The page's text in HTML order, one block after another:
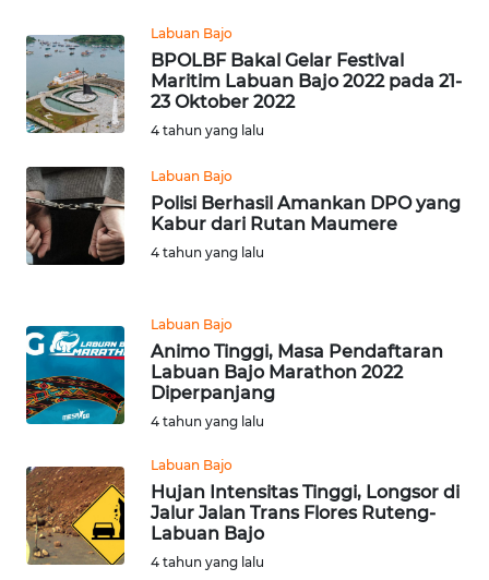
Labuan Bajo
BPOLBF Bakal Gelar Festival
Maritim Labuan Bajo 2022 pada 21-
23 Oktober 2022
4 tahun yang lalu
Labuan Bajo
Polisi Berhasil Amankan DPO yang
Kabur dari Rutan Maumere
4 tahun yang lalu
Labuan Bajo
Animo Tinggi, Masa Pendaftaran
Labuan Bajo Marathon 2022
Diperpanjang
4 tahun yang lalu
Labuan Bajo
Hujan Intensitas Tinggi, Longsor di
Jalur Jalan Trans Flores Ruteng-
Labuan Bajo
4 tahun yang lalu
WN
MADURA
SURABAYA
NATUNA
BINTAN
WN
MANDALIKA
WN
LIKUPANG
WN
LABUANBAJO